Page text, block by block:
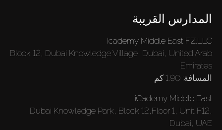
المدارس القريبة
Icademy Middle East FZ.LLC
Block 12, Dubai Knowledge Village, Dubai, United Arab
Emirates
المسافة: 1.90 كم
iCademy Middle East
Dubai Knowledge Park, Block 12,Floor 1, Unit F12,
Dubai, UAE